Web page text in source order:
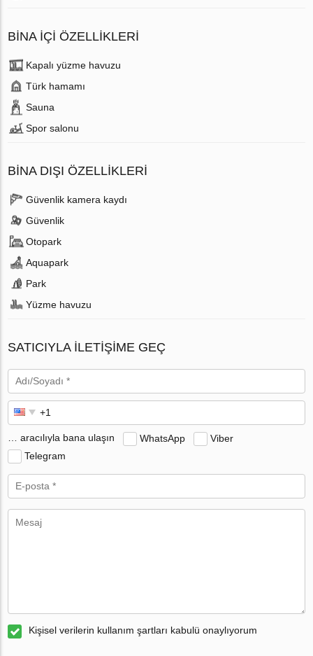
BINA İÇI ÖZELLIKLERI
Kapalı yüzme havuzu
Türk hamamı
Sauna
Spor salonu
BINA DIŞI ÖZELLIKLERI
Güvenlik kamera kaydı
Güvenlik
Otopark
Aquapark
Park
Yüzme havuzu
SATICIYLA ILETIŞIME GEÇ
… aracılıyla bana ulaşın WhatsApp
Viber
Telegram
Kişisel verilerin kullanım şartları kabulü onaylıyorum